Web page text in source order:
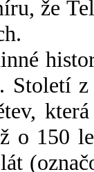
že
Století
o 150